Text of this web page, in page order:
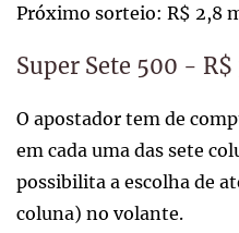
Próximo sorteio: R$ 2,8
Super Sete 500 -
O apostador tem de
em cada uma das sete
possibilita a escolha de
coluna) no volante.